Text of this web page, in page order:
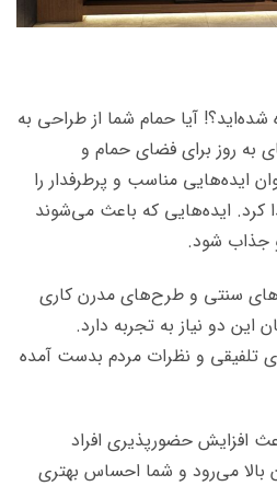
آیا حمام شما از طراحی به
به روز برای فضای حمام و
مناسب و پرطرفدار را
کرد. ایده‌هایی که باعث می‌شوند
جذاب شود.
سنتی و طرح‌های مدرن کاری
این دو نیاز به تجربه دارد.
تلفیقی و نظرات مردم بدست آمده
افزایش حضورپذیری افراد
بالا می‌رود و شما احساس بهتری